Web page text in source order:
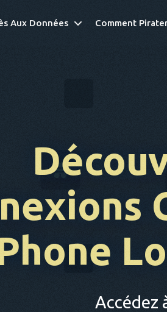
Aux Données Comment
Accédez